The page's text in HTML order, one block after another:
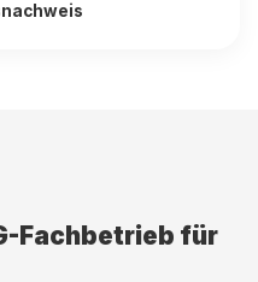
Fachbetrieb für